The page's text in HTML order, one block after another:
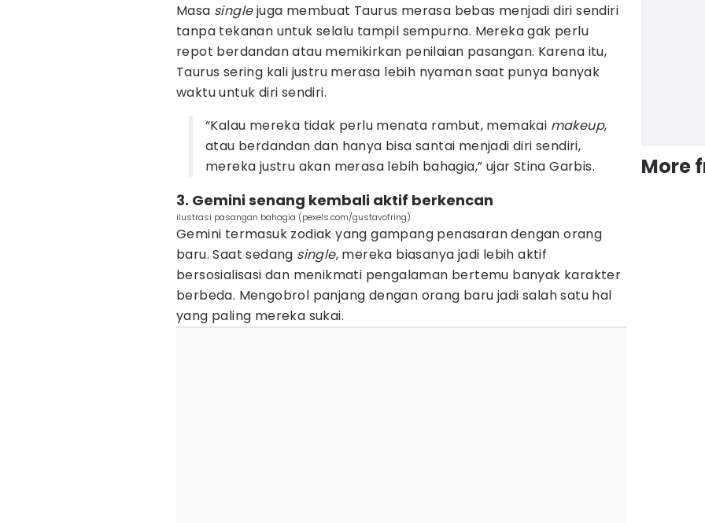
Masa singlejuga membuat Taurus merasa bebas menjadi diri sendiri
tanpa tekanan untuk selalu tampil sempurna. Mereka gak perlu
repot berdandan atau memikirkan penilaian pasangan. Karena itu,
Taurus sering kali justru merasa lebih nyaman saat punya banyak
waktu untuk diri sendiri.
“Kalau mereka tidak perlu menata rambut, memakai makeup,
atau berdandan dan hanya bisa santai menjadi diri sendiri,
mereka justru akan merasa lebih bahagia,” ujar Stina Garbis.
3. Gemini senang kembali aktif berkencan
ilustrasi pasangan bahagia (pexels.com/gustavofring)
Gemini termasuk zodiak yang gampang penasaran dengan orang
baru. Saat sedang single, mereka biasanya jadi lebih aktif
bersosialisasi dan menikmati pengalaman bertemu banyak karakter
berbeda. Mengobrol panjang dengan orang baru jadi salah satu hal
yang paling mereka sukai.
More